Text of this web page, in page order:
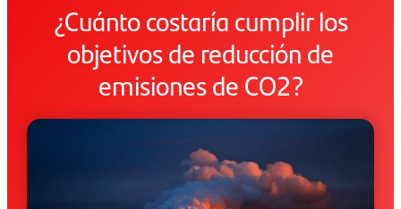
¿Cuánto costaría cumplir los
objetivos de reducción de
emisiones de CO2?